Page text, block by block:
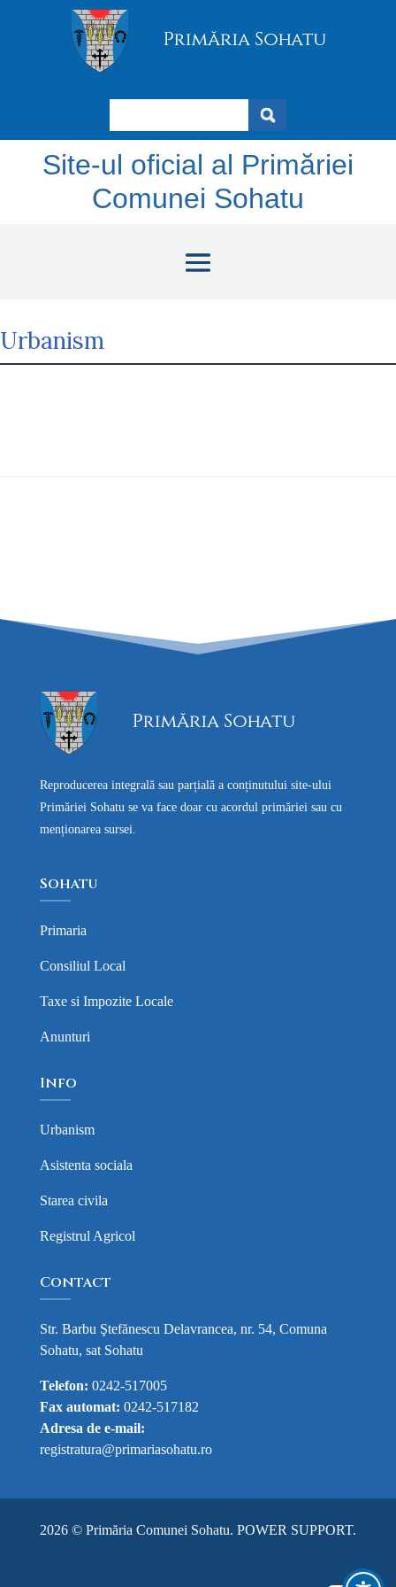
Site-ul oficial al Primăriei
Comunei Sohatu
Urbanism
Reproducerea integrală sau parțială a conținutului site-ului
Primăriei Sohatu se va face doar cu acordul primăriei sau cu
menționarea sursei.
Sohatu
Primaria
Consiliul Local
Taxe si Impozite Locale
Anunturi
Info
Urbanism
Asistenta sociala
Starea civila
Registrul Agricol
Contact
Str. Barbu Ştefănescu Delavrancea, nr. 54, Comuna
Sohatu, sat Sohatu
Telefon: 0242-517005
Fax automat: 0242-517182
Adresa de e-mail:
registratura@primariasohatu.ro
2026 © Primăria Comunei Sohatu. POWER SUPPORT.